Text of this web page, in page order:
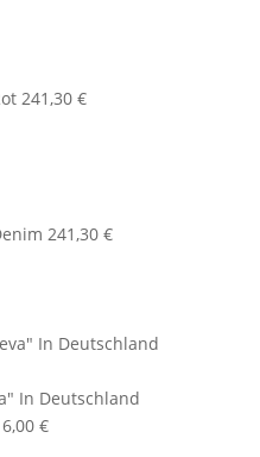
241,30 €
241,30 €
In Deutschland
€